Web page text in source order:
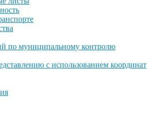
по муниципальному контролю
с использованием координат